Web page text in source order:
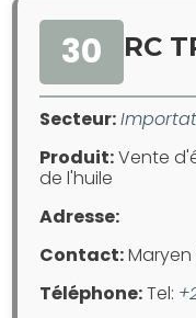
30 RC
Secteur:
Produit:Vente
de l'huile
Adresse:
Contact:Maryen
Téléphone:Tel: